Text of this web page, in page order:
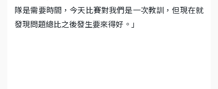
隊是需要時間，今天比賽對我們是一次教訓，但現在就
發現問題總比之後發生要來得好。」